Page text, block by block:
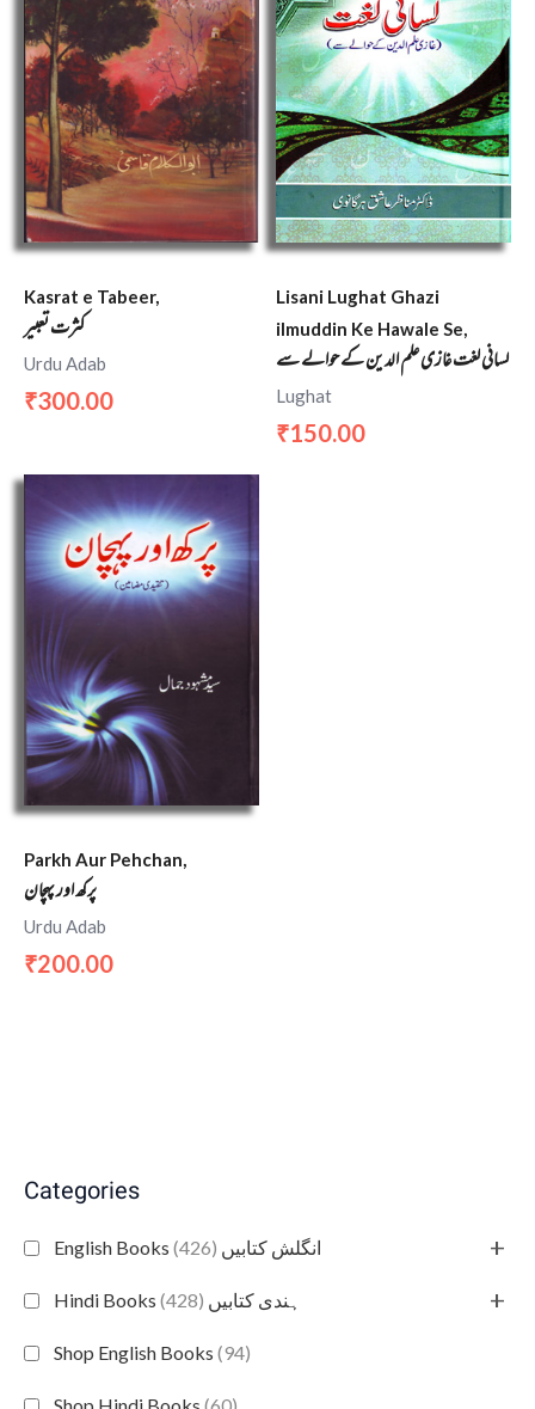
Categories
English Books انگلش کتابیں (426) +
Hindi Books ہندی کتابیں (428) +
Shop English Books (94)
Kasrat e Tabeer,
کثرت تعبیر
Urdu Adab
₹300.00
Lisani Lughat Ghazi
ilmuddin Ke Hawale Se,
لسانی لغت غازی علم الدین کے حوالے سے
Lughat
₹150.00
Parkh Aur Pehchan,
پرکھ اور پہچان
Urdu Adab
₹200.00